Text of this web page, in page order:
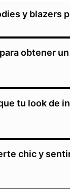
y blazers
obtener
tu look de
chic y